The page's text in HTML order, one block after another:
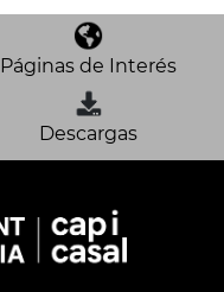
Páginas de Interés
Descargas